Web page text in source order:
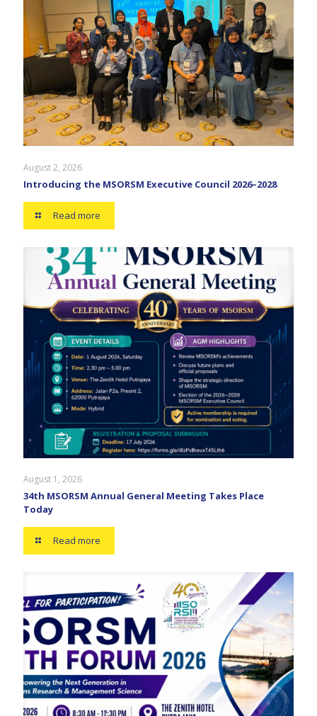
August 2, 2026
Introducing the MSORSM Executive Council 2026–2028
Read more
August 1, 2026
34th MSORSM Annual General Meeting Takes Place
Today
Read more